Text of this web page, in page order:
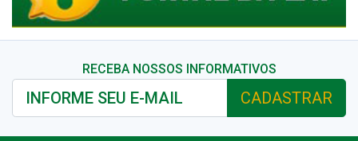
RECEBA NOSSOS INFORMATIVOS
CADASTRAR